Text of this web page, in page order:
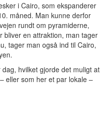
i Cairo, som ekspanderer
måned. Man kunne derfor
rundt om pyramiderne,
bliver en attraktion, man tager
tager man også ind til Cairo,
hvilket gjorde det muligt at
eller som her et par lokale –